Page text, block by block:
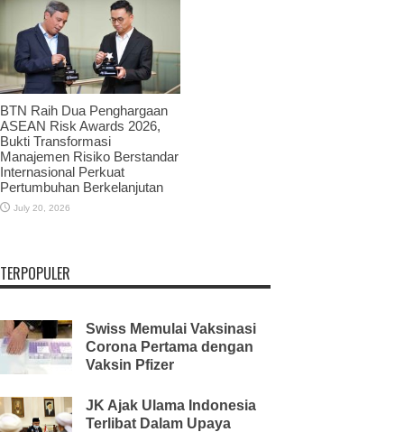
BTN Raih Dua Penghargaan
ASEAN Risk Awards 2026,
Bukti Transformasi
Manajemen Risiko Berstandar
Internasional Perkuat
Pertumbuhan Berkelanjutan
July 20, 2026
TERPOPULER
Swiss Memulai Vaksinasi
Corona Pertama dengan
Vaksin Pfizer
JK Ajak Ulama Indonesia
Terlibat Dalam Upaya